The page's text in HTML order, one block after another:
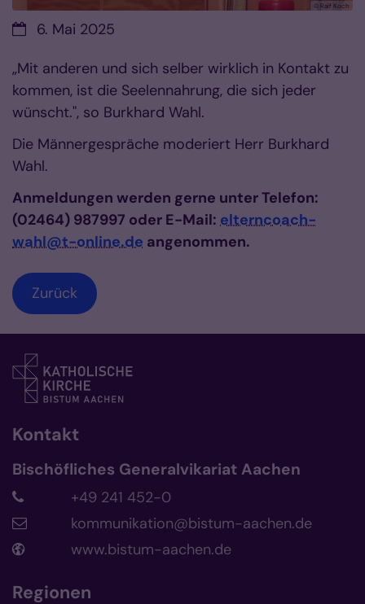
© Ralf Koch
Datum:6. Mai 2025
„Mit anderen und sich selber wirklich in Kontakt zu
kommen, ist die Seelennahrung, die sich jeder
wünscht.", so Burkhard Wahl.
Die Männergespräche moderiert Herr Burkhard
Wahl.
Anmeldungen werden gerne unter Telefon:
(02464) 987997 oder E-Mail: elterncoach-
wahl@t-online.de angenommen.
Zurück
Kontakt
Bischöfliches Generalvikariat Aachen
+49 241 452-0
kommunikation@bistum-aachen.de
www.bistum-aachen.de
Regionen